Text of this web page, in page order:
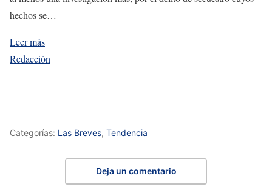
hechos se…
Leer más
Redacción
Categorías: Las Breves, Tendencia
Deja un comentario